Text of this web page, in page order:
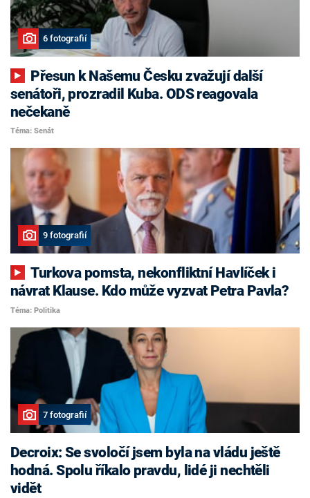
6 fotografií
senátoři, prozradil Kuba. ODS reagovala
nečekaně
Téma: Senát
9 fotografií
Turkova pomsta, nekonfliktní Havlíček i
návrat Klause. Kdo může vyzvat Petra Pavla?
Téma: Politika
7 fotografií
Decroix: Se svoločí jsem byla na vládu ještě
hodná. Spolu říkalo pravdu, lidé ji nechtěli
vidět